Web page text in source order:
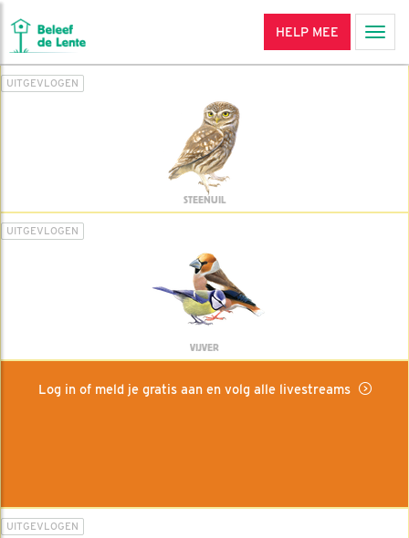
HELP MEE
UITGEVLOGEN
STEENUIL
UITGEVLOGEN
VIJVER
Log in of meld je gratis aan en volg alle livestreams
UITGEVLOGEN